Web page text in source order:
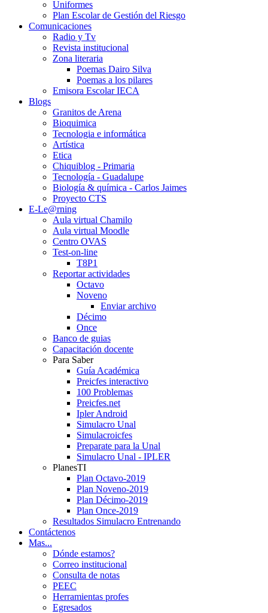
Uniformes
Plan Escolar de Gestión del Riesgo
Comunicaciones
Radio y Tv
Revista institucional
Zona literaria
Poemas Dairo Silva
Poemas a los pilares
Emisora Escolar IECA
Blogs
Granitos de Arena
Bioquimica
Tecnologia e informática
Artística
Etica
Chiquiblog - Primaria
Tecnología - Guadalupe
Biología & química - Carlos Jaimes
Proyecto CTS
E-Le@rning
Aula virtual Chamilo
Aula virtual Moodle
Centro OVAS
Test-on-line
T8P1
Reportar actividades
Octavo
Noveno
Enviar archivo
Décimo
Once
Banco de guias
Capacitación docente
Para Saber
Guía Académica
Preicfes interactivo
100 Problemas
Preicfes.net
Ipler Android
Simulacro Unal
Simulacroicfes
Preparate para la Unal
Simulacro Unal - IPLER
PlanesTI
Plan Octavo-2019
Plan Noveno-2019
Plan Décimo-2019
Plan Once-2019
Resultados Simulacro Entrenando
Contáctenos
Mas...
Dónde estamos?
Correo institucional
Consulta de notas
PEEC
Herramientas profes
Egresados